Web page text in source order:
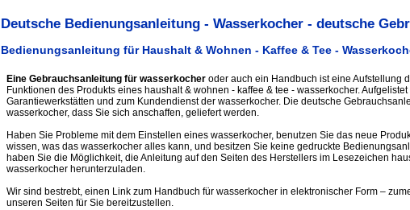
Deutsche Bedienungsanleitung - Wasserkocher - deutsche
Bedienungsanleitung für Haushalt & Wohnen - Kaffee & Tee -
Eine Gebrauchsanleitung für wasserkocheroder auch ein Handbuch ist eine Aufstellung
Funktionen des Produkts eines haushalt & wohnen - kaffee & tee - wasserkocher.
Garantiewerkstätten und zum Kundendienst der wasserkocher. Die deutsche
wasserkocher, dass Sie sich anschaffen, geliefert werden.
Haben Sie Probleme mit dem Einstellen eines wasserkocher, benutzen Sie das neue
wissen, was das wasserkocher alles kann, und besitzen Sie keine gedruckte
haben Sie die Möglichkeit, die Anleitung auf den Seiten des Herstellers im Lesezeichen
wasserkocher herunterzuladen.
Wir sind bestrebt, einen Link zum Handbuch für wasserkocher in elektronischer Form –
unseren Seiten für Sie bereitzustellen.